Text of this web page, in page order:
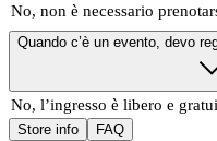
No, non è necessario
Quando c’è un evento, devo
No, l’ingresso è libero e
Store info FAQ